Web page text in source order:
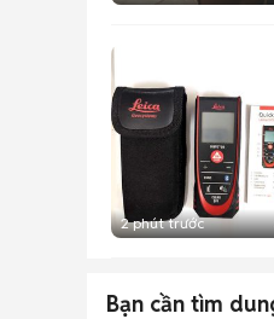
2 phút trước
Bạn cần tìm